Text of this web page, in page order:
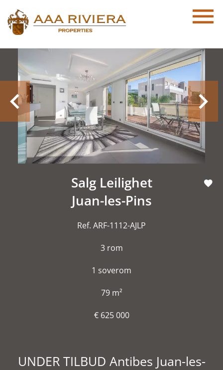
Salg Leilighet
Juan-les-Pins
Ref. ARF-1112-AJLP
3 rom
1 soverom
79 m²
€ 625 000
UNDER TILBUD Antibes Juan-les-